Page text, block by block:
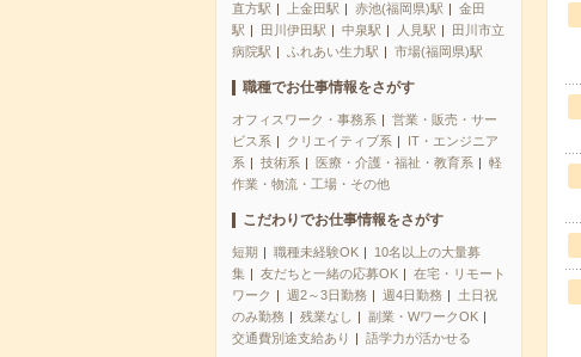
直方駅 上金田駅 赤池(福岡県)駅
金田
駅
田川伊田駅 中泉駅 人見駅
田川市立
病院駅
ふれあい生力駅 市場(福岡県)駅
職種でお仕事情報をさがす
オフィスワーク・事務系
営業・販売・サー
ビス系
クリエイティブ系
IT・エンジニア
系
技術系 医療・介護・福祉・教育系
軽
作業・物流・工場・その他
こだわりでお仕事情報をさがす
短期 職種未経験OK
10名以上の大量募
集
友だちと一緒の応募OK
在宅・リモート
ワーク
週2～3日勤務 週4日勤務
土日祝
のみ勤務
残業なし
副業・WワークOK
交通費別途支給あり
語学力が活かせる